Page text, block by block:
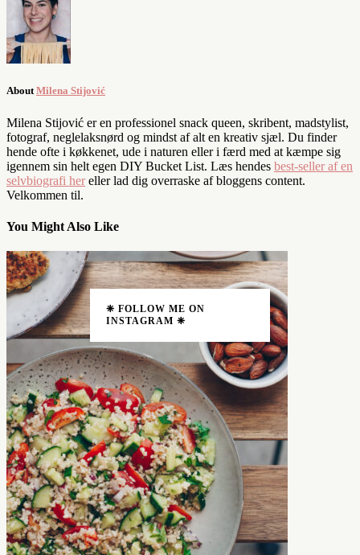
About Milena Stijović
Milena Stijović er en professionel snack queen, skribent, madstylist,
fotograf, neglelaksnørd og mindst af alt en kreativ sjæl. Du finder
hende ofte i køkkenet, ude i naturen eller i færd med at kæmpe sig
igennem sin helt egen DIY Bucket List. Læs hendes best-seller af en
selvbiografi her eller lad dig overraske af bloggens content.
Velkommen til.
You Might Also Like
❈ FOLLOW ME ON
INSTAGRAM ❈